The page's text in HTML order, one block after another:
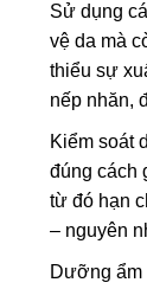
Sử dụng
vệ da mà
thiểu sự
nếp nhăn,
Kiểm soát
đúng cách
từ đó hạn
– nguyên
Dưỡng ẩm